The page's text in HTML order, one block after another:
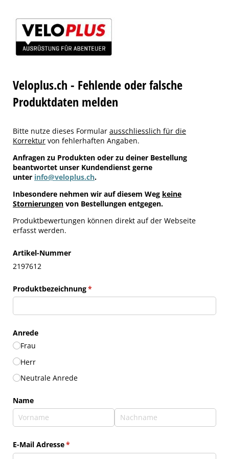
Veloplus.ch - Fehlende oder falsche
Produktdaten melden
Bitte nutze dieses Formular ausschliesslich für die
Korrektur von fehlerhaften Angaben.
Anfragen zu Produkten oder zu deiner Bestellung
beantwortet unser Kundendienst gerne
unter info@veloplus.ch.
Inbesondere nehmen wir auf diesem Weg keine
Stornierungen von Bestellungen entgegen.
Produktbewertungen können direkt auf der Webseite
erfasst werden.
Artikel-Nummer
2197612
Produktbezeichnung*
(erforderlich)
Anrede
Frau
Herr
Neutrale Anrede
Name
E-Mail Adresse*
(erforderlich)